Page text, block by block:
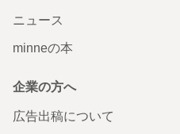
ニュース
minneの本
企業の方へ
広告出稿について